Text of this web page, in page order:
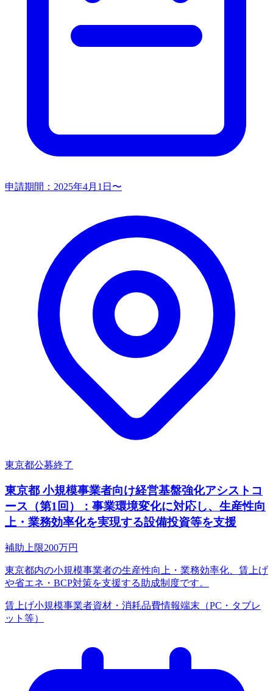
申請期間： 2025年4月1日〜
東京都公募終了
東京都 小規模事業者向け経営基盤強化アシストコ
ース（第1回）：事業環境変化に対応し、生産性向
上・業務効率化を実現する設備投資等を支援
補助上限200万円
東京都内の小規模事業者の生産性向上・業務効率化、賃上げ
や省エネ・BCP対策を支援する助成制度です。
賃上げ小規模事業者資材・消耗品費情報端末（PC・タブレ
ット等）